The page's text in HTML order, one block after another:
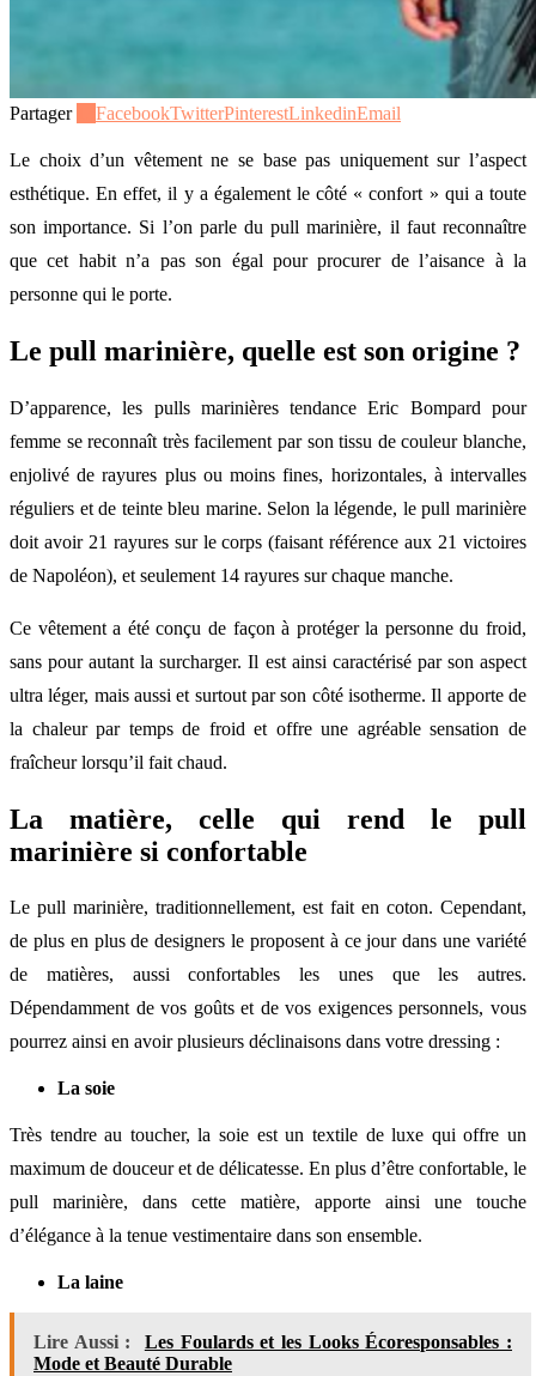
Partager FacebookTwitterPinterestLinkedinEmail
Le choix d’un vêtement ne se base pas uniquement sur l’aspect
esthétique. En effet, il y a également le côté « confort » qui a toute
son importance. Si l’on parle du pull marinière, il faut reconnaître
que cet habit n’a pas son égal pour procurer de l’aisance à la
personne qui le porte.
Le pull marinière, quelle est son origine ?
D’apparence, les pulls marinières tendance Eric Bompard pour
femme se reconnaît très facilement par son tissu de couleur blanche,
enjolivé de rayures plus ou moins fines, horizontales, à intervalles
réguliers et de teinte bleu marine. Selon la légende, le pull marinière
doit avoir 21 rayures sur le corps (faisant référence aux 21 victoires
de Napoléon), et seulement 14 rayures sur chaque manche.
Ce vêtement a été conçu de façon à protéger la personne du froid,
sans pour autant la surcharger. Il est ainsi caractérisé par son aspect
ultra léger, mais aussi et surtout par son côté isotherme. Il apporte de
la chaleur par temps de froid et offre une agréable sensation de
fraîcheur lorsqu’il fait chaud.
La matière, celle qui rend le pull
marinière si confortable
Le pull marinière, traditionnellement, est fait en coton. Cependant,
de plus en plus de designers le proposent à ce jour dans une variété
de matières, aussi confortables les unes que les autres.
Dépendamment de vos goûts et de vos exigences personnels, vous
pourrez ainsi en avoir plusieurs déclinaisons dans votre dressing :
La soie
Très tendre au toucher, la soie est un textile de luxe qui offre un
maximum de douceur et de délicatesse. En plus d’être confortable, le
pull marinière, dans cette matière, apporte ainsi une touche
d’élégance à la tenue vestimentaire dans son ensemble.
La laine
Lire Aussi :
Les Foulards et les Looks Écoresponsables :
Mode et Beauté Durable